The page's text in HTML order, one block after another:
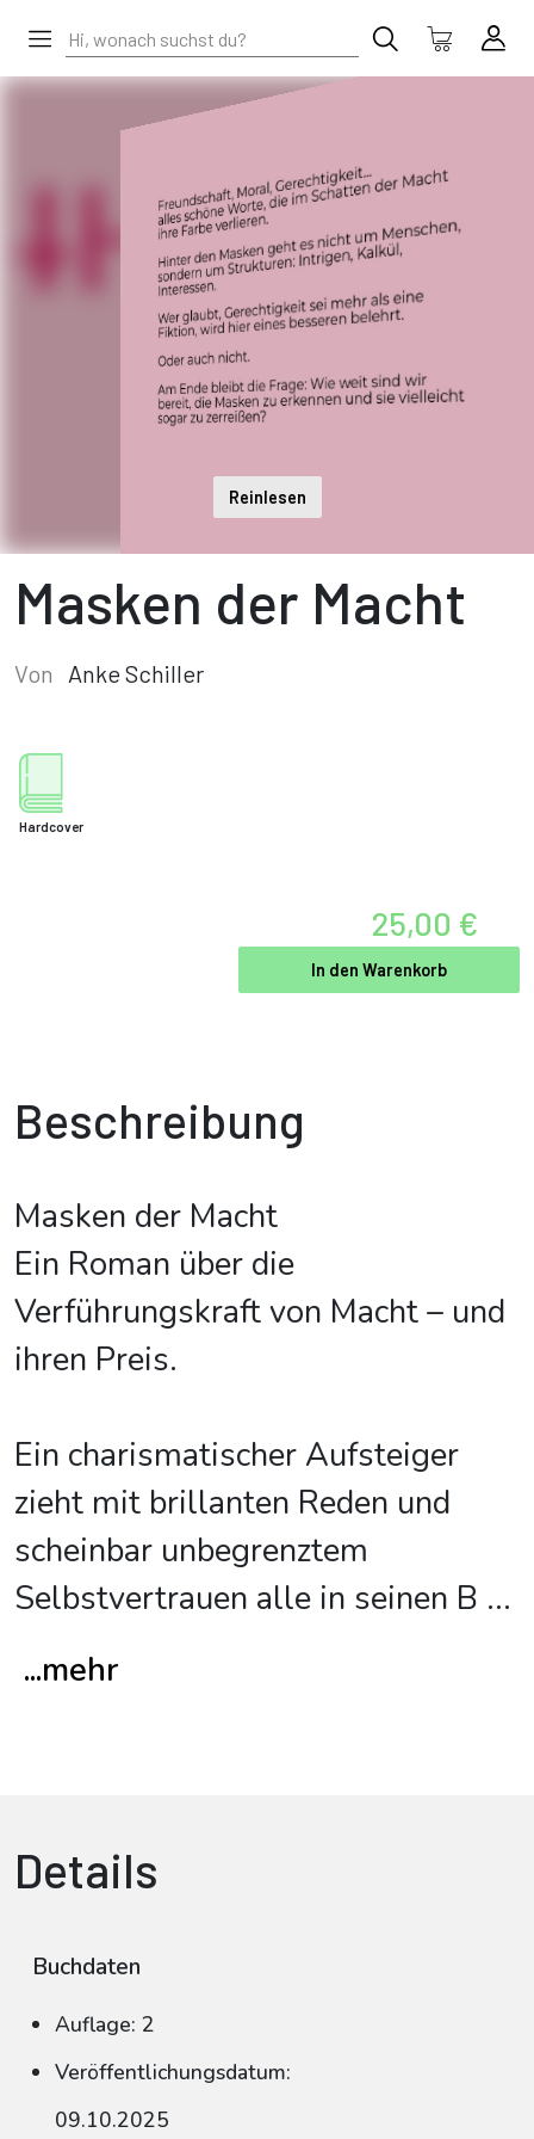
Reinlesen
Masken der Macht
Von Anke Schiller
Hardcover
25,00 €
In den Warenkorb
Beschreibung
Masken der Macht
Ein Roman über die
Verführungskraft von Macht – und
ihren Preis.
Ein charismatischer Aufsteiger
zieht mit brillanten Reden und
scheinbar unbegrenztem
Selbstvertrauen alle in seinen B ...
...mehr
Details
Buchdaten
Auflage: 2
Veröffentlichungsdatum:
09.10.2025